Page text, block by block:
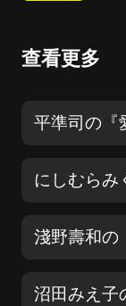
のすぐに役立つ
ビスhttps://
查看更多
平準司の『
淺野壽和の